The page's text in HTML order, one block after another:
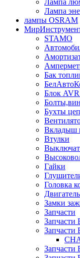
Лампа
лампы OSRAM
STAMO
Бак
Блок AVR
Бухты
Вкладыш
Втулки
Гайки
Головка
Замки
Запчасти
Запчасти
Запчасти
Запчасти